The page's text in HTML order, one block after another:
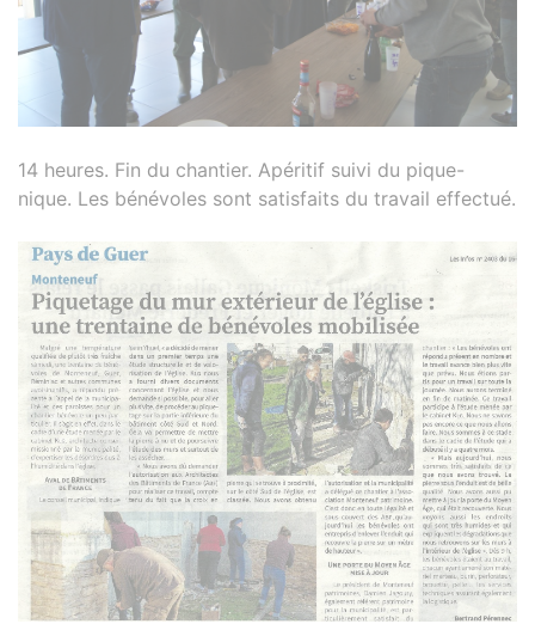
14 heures. Fin du chantier. Apéritif suivi du pique-
nique. Les bénévoles sont satisfaits du travail effectué.